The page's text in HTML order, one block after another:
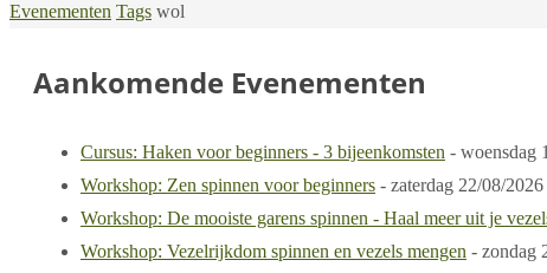
Home
Evenementen Tags wol
Aankomende Evenementen
Cursus: Haken voor beginners - 3 bijeenkomsten - woensdag
Workshop: Zen spinnen voor beginners - zaterdag 22/08/
Workshop: De mooiste garens spinnen - Haal meer uit je
Workshop: Vezelrijkdom spinnen en vezels mengen - zondag